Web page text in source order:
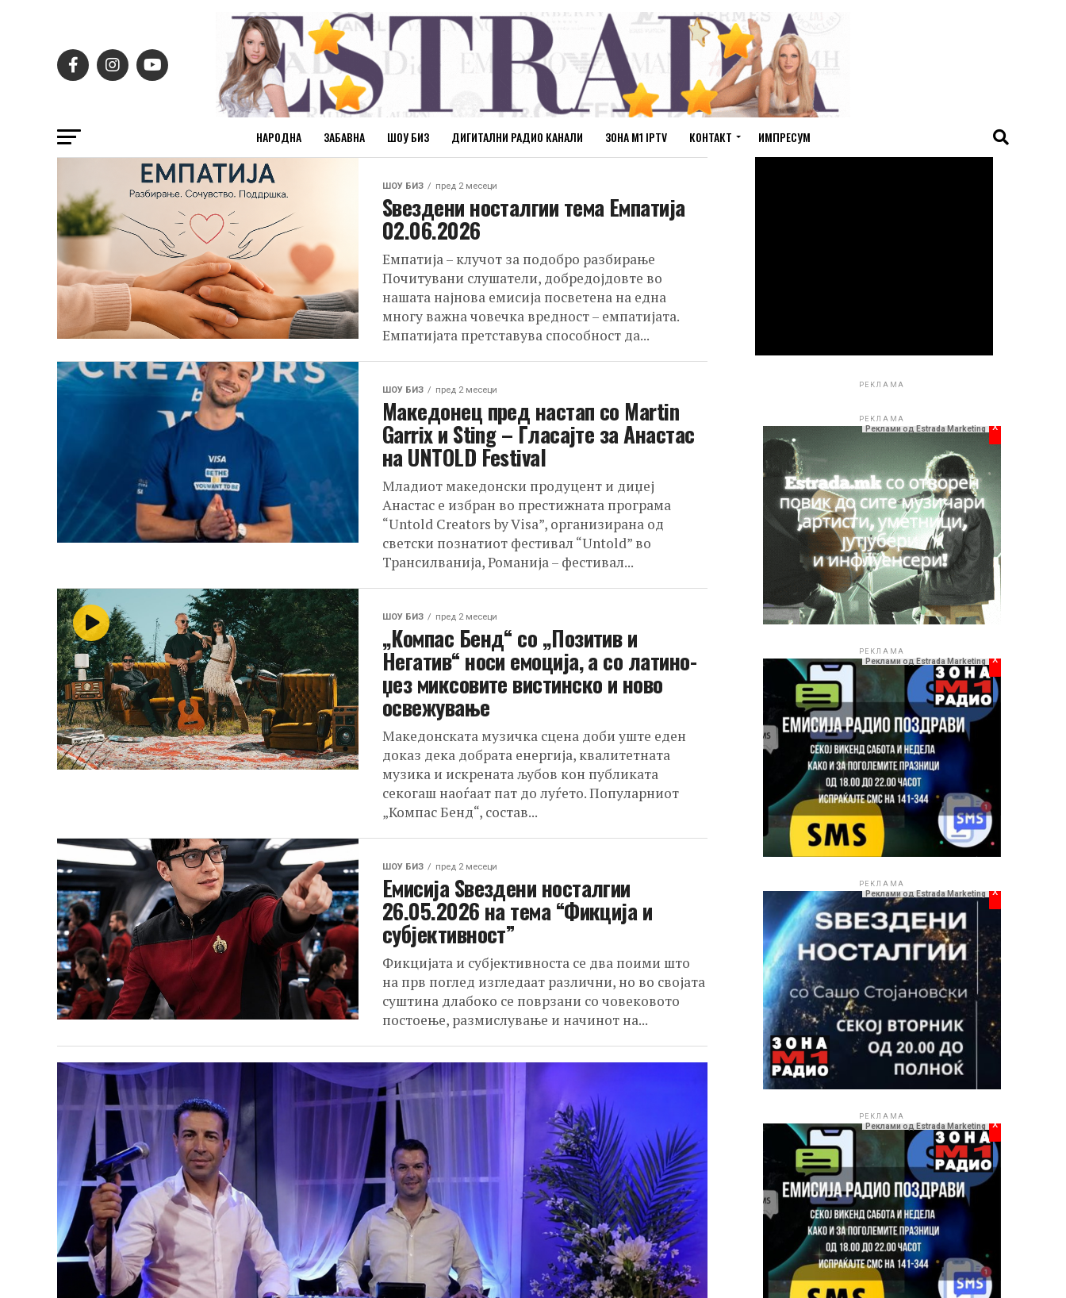
НАРОДНА ЗАБАВНА ШОУ БИЗ ДИГИТАЛНИ РАДИО КАНАЛИ ЗОНА М1 IPTV КОНТАКТ ИМПРЕСУМ
ШОУ БИЗ пред 2 месеци
Ѕвездени носталгии тема Емпатија
02.06.2026
Емпатија – клучот за подобро разбирање
Почитувани слушатели, добредојдовте во
нашата најнова емисија посветена на една
многу важна човечка вредност – емпатијата.
Емпатијата претставува способност да...
ШОУ БИЗ пред 2 месеци
Македонец пред настап со Martin
Garrix и Sting – Гласајте за Анастас
на UNTOLD Festival
Младиот македонски продуцент и диџеј
Анастас е избран во престижната програма
“Untold Creators by Visa”, организирана од
светски познатиот фестивал “Untold” во
Трансилванија, Романија – фестивал...
ШОУ БИЗ пред 2 месеци
„Компас Бенд“ со „Позитив и
Негатив“ носи емоција, а со латино-
џез миксовите вистинско и ново
освежување
Македонската музичка сцена доби уште еден
доказ дека добрата енергија, квалитетната
музика и искрената љубов кон публиката
секогаш наоѓаат пат до луѓето. Популарниот
„Компас Бенд“, состав...
ШОУ БИЗ пред 2 месеци
Емисија Ѕвездени носталгии
26.05.2026 на тема “Фикција и
субјективност”
Фикцијата и субјективноста се два поими што
на прв поглед изгледаат различни, но во својата
суштина длабоко се поврзани со човековото
постоење, размислување и начинот на...
РЕКЛАМА
РЕКЛАМА
Реклами од Estrada Marketing x
РЕКЛАМА
Реклами од Estrada Marketing x
РЕКЛАМА
Реклами од Estrada Marketing x
РЕКЛАМА
Реклами од Estrada Marketing x